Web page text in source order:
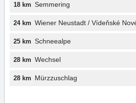
18 km Semmering
24 km Wiener Neustadt / Vídeňské
25 km Schneealpe
28 km Wechsel
28 km Mürzzuschlag